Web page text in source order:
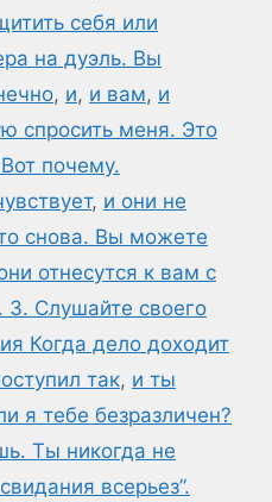
себя или
на дуэль. Вы
, и, и вам, и
спросить меня. Это
почему.
, и они не
снова. Вы можете
отнесутся к вам с
Слушайте своего
Когда дело доходит
так, и ты
я тебе безразличен?
Ты никогда не
всерьез”.